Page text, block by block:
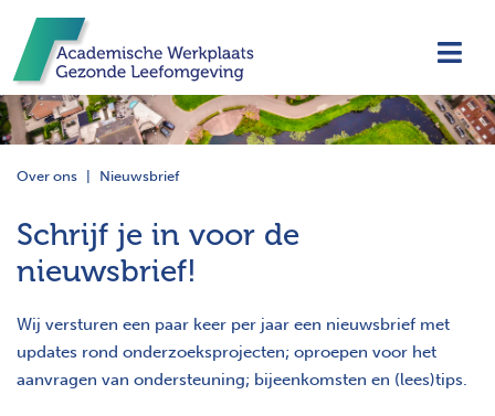
Over ons Nieuwsbrief
Schrijf je in voor de
nieuwsbrief!
Wij versturen een paar keer per jaar een nieuwsbrief met
updates rond onderzoeksprojecten; oproepen voor het
aanvragen van ondersteuning; bijeenkomsten en (lees)tips.